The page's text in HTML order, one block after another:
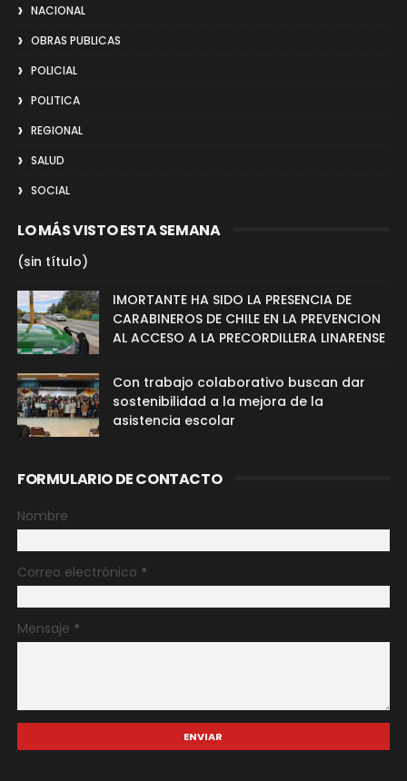
NACIONAL
OBRAS PUBLICAS
POLICIAL
POLITICA
REGIONAL
SALUD
SOCIAL
LO MÁS VISTO ESTA SEMANA
(sin título)
IMORTANTE HA SIDO LA PRESENCIA DE
CARABINEROS DE CHILE EN LA PREVENCION
AL ACCESO A LA PRECORDILLERA LINARENSE
Con trabajo colaborativo buscan dar
sostenibilidad a la mejora de la
asistencia escolar
FORMULARIO DE CONTACTO
Nombre
Correo electrónico *
Mensaje *